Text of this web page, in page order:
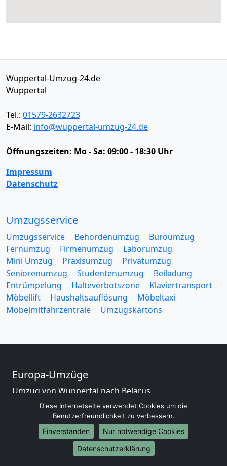
Wuppertal-Umzug-24.de
Wuppertal
Tel.: 01579-2632723
E-Mail: info@wuppertal-umzug-24.de
Öffnungszeiten: Mo - Sa: 09:00 - 18:30 Uhr
Impressum
Datenschutz
Umzugsservice
Umzugsservice Behördenumzug
Büroumzug
Fernumzug
Firmenumzug
Laborumzug
Mini Umzug
Praxisumzug
Privatumzug
Seniorenumzug
Studentenumzug
Beiladung
Entrümpelung
Halteverbotszone
Klaviertransport
Möbellift
Haushaltsauflösung
Möbeltaxi
Möbelmitfahrzentrale
Umzugskartons
Europa-Umzüge
Umzug von Wuppertal nach Belarus
Umzug von Wuppertal nach Belgien
Umzug von Wuppertal nach Bulgarien
Umzug von Wuppertal nach Dänemark
Umzug von Wuppertal nach England
Umzug von Wuppertal nach Portugal
Diese Internetseite verwendet Cookies um die
Benutzerfreundlichkeit zu verbessern.
Einverstanden
Nur notwendige Cookies
Datenschutzerklärung